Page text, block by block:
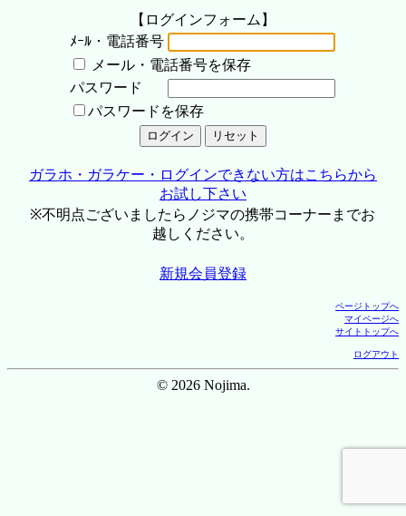
【ログインフォーム】
ﾒｰﾙ・電話番号
メール・電話番号を保存
パスワード
パスワードを保存
ガラホ・ガラケー・ログインできない方はこちらから
お試し下さい
※不明点ございましたらノジマの携帯コーナーまでお
越しください。
新規会員登録
ページトップへ
マイページへ
サイトトップへ
ログアウト
© 2026 Nojima.